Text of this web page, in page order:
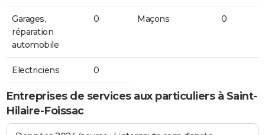
Garages,
réparation
automobile
0 Maçons 0
Electriciens 0
Entreprises de services aux particuliers à Saint-
Hilaire-Foissac